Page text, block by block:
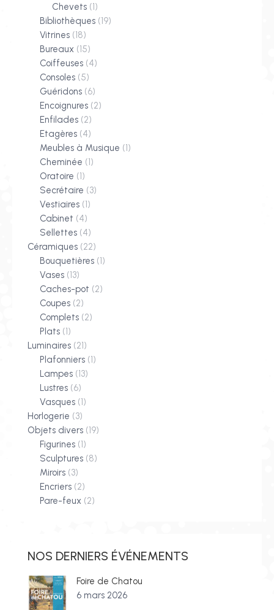
Chevets (1)
Bibliothèques (19)
Vitrines (18)
Bureaux (15)
Coiffeuses (4)
Consoles (5)
Guéridons (6)
Encoignures (2)
Enfilades (2)
Etagères (4)
Meubles à Musique (1)
Cheminée (1)
Oratoire (1)
Secrétaire (3)
Vestiaires (1)
Cabinet (4)
Sellettes (4)
Céramiques (22)
Bouquetières (1)
Vases (13)
Caches-pot (2)
Coupes (2)
Complets (2)
Plats (1)
Luminaires (21)
Plafonniers (1)
Lampes (13)
Lustres (6)
Vasques (1)
Horlogerie (3)
Objets divers (19)
Figurines (1)
Sculptures (8)
Miroirs (3)
Encriers (2)
Pare-feux (2)
NOS DERNIERS ÉVÉNEMENTS
Foire de Chatou
6 mars 2026